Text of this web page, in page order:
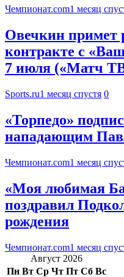
Чемпионат.com1 месяц
Овечкин примет
контракте с
7 июля («Матч
Sports.ru1 месяц спустя 0
«Торпедо»
нападающим
Чемпионат.com1 месяц
«Моя любимая
поздравил
рождения
Чемпионат.com1 месяц
Август 2026
Пн Вт Ср Чт Пт Сб Вс